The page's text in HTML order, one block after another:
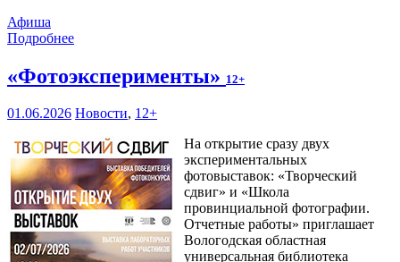
Афиша
Подробнее
«Фотоэксперименты» 12+
01.06.2026 Новости, 12+
На открытие сразу двух
экспериментальных
фотовыставок: «Творческий
сдвиг» и «Школа
провинциальной фотографии.
Отчетные работы» приглашает
Вологодская областная
универсальная библиотека